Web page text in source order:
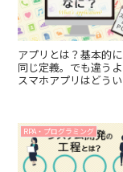
アプリとは？基本的
同じ定義。でも違う
スマホアプリはどう
RPA・プログラミング